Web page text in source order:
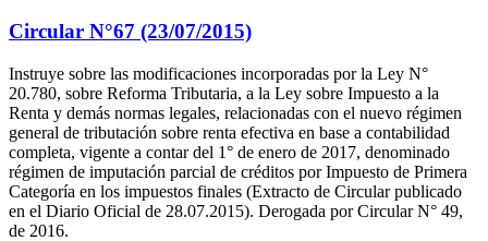
Circular N°67 (23/07/2015)
Instruye sobre las modificaciones incorporadas por la Ley N°
20.780, sobre Reforma Tributaria, a la Ley sobre Impuesto a la
Renta y demás normas legales, relacionadas con el nuevo régimen
general de tributación sobre renta efectiva en base a contabilidad
completa, vigente a contar del 1° de enero de 2017, denominado
régimen de imputación parcial de créditos por Impuesto de Primera
Categoría en los impuestos finales (Extracto de Circular publicado
en el Diario Oficial de 28.07.2015). Derogada por Circular N° 49,
de 2016.